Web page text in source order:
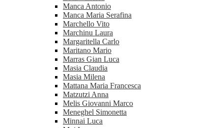
Manca Antonio
Manca Maria Serafina
Marchello Vito
Marchinu Laura
Margaritella Carlo
Maritano Mario
Marras Gian Luca
Masia Claudia
Masia Milena
Mattana Maria Francesca
Matzutzi Anna
Melis Giovanni Marco
Meneghel Simonetta
Minnai Luca